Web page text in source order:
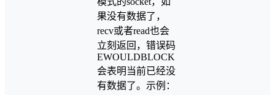
果没有数据了，
recv或者read也会
立刻返回，错误码
EWOULDBLOCK
会表明当前已经没
有数据了。示例：